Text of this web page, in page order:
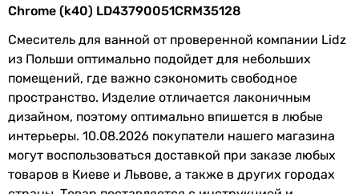
Chrome (k40) LD43790051CRM35128
Смеситель для ванной от проверенной компании Lidz
из Польши оптимально подойдет для небольших
помещений, где важно сэкономить свободное
пространство. Изделие отличается лаконичным
дизайном, поэтому оптимально впишется в любые
интерьеры. 10.08.2026 покупатели нашего магазина
могут воспользоваться доставкой при заказе любых
товаров в Киеве и Львове, а также в других городах